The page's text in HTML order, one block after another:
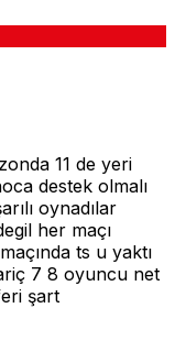
11 de yeri
destek olmalı
oynadılar
her maçı
ts u yaktı
7 8 oyuncu net
şart